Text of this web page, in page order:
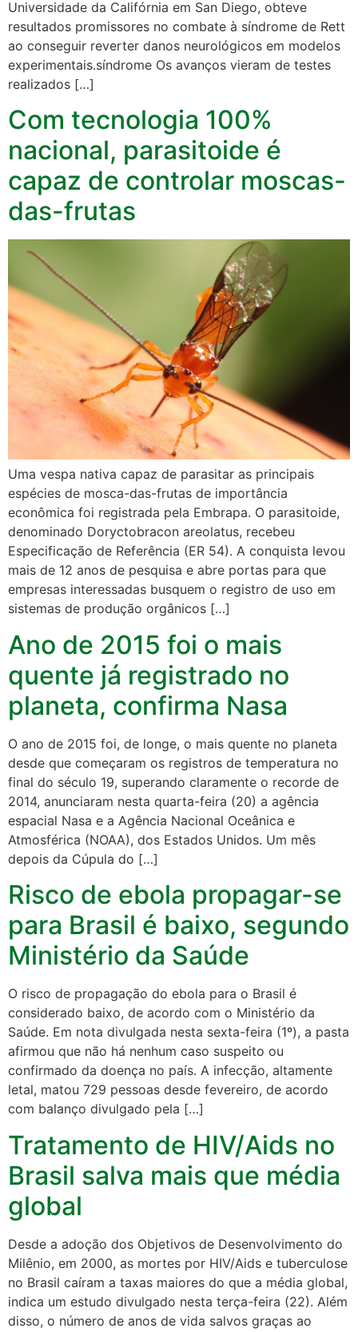
Universidade da Califórnia em San Diego, obteve
resultados promissores no combate à síndrome de Rett
ao conseguir reverter danos neurológicos em modelos
experimentais.síndrome Os avanços vieram de testes
realizados […]
Com tecnologia 100%
nacional, parasitoide é
capaz de controlar moscas-
das-frutas
Uma vespa nativa capaz de parasitar as principais
espécies de mosca-das-frutas de importância
econômica foi registrada pela Embrapa. O parasitoide,
denominado Doryctobracon areolatus, recebeu
Especificação de Referência (ER 54). A conquista levou
mais de 12 anos de pesquisa e abre portas para que
empresas interessadas busquem o registro de uso em
sistemas de produção orgânicos […]
Ano de 2015 foi o mais
quente já registrado no
planeta, confirma Nasa
O ano de 2015 foi, de longe, o mais quente no planeta
desde que começaram os registros de temperatura no
final do século 19, superando claramente o recorde de
2014, anunciaram nesta quarta-feira (20) a agência
espacial Nasa e a Agência Nacional Oceânica e
Atmosférica (NOAA), dos Estados Unidos. Um mês
depois da Cúpula do […]
Risco de ebola propagar-se
para Brasil é baixo, segundo
Ministério da Saúde
O risco de propagação do ebola para o Brasil é
considerado baixo, de acordo com o Ministério da
Saúde. Em nota divulgada nesta sexta-feira (1º), a pasta
afirmou que não há nenhum caso suspeito ou
confirmado da doença no país. A infecção, altamente
letal, matou 729 pessoas desde fevereiro, de acordo
com balanço divulgado pela […]
Tratamento de HIV/Aids no
Brasil salva mais que média
global
Desde a adoção dos Objetivos de Desenvolvimento do
Milênio, em 2000, as mortes por HIV/Aids e tuberculose
no Brasil caíram a taxas maiores do que a média global,
indica um estudo divulgado nesta terça-feira (22). Além
disso, o número de anos de vida salvos graças ao